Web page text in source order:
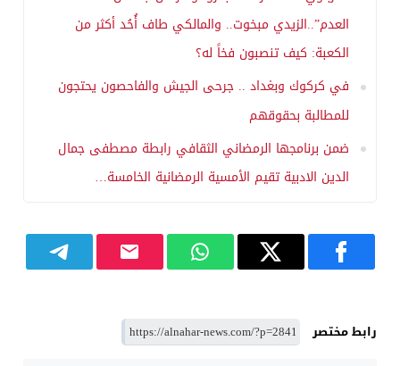
العدم”..الزيدي مبخوت.. والمالكي طاف أُحُد أكثر من
الكعبة: كيف تنصبون فخاً له؟
في كركوك وبغداد .. جرحى الجيش والفاحصون يحتجون
للمطالبة بحقوقهم
ضمن برنامجها الرمضاني الثقافي رابطة مصطفى جمال
الدين الادبية تقيم الأمسية الرمضانية الخامسة…
رابط مختصر